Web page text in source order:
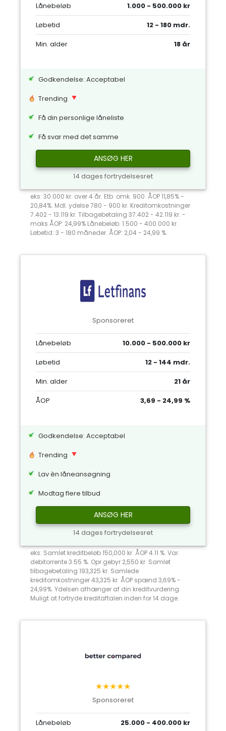
Lånebeløb
1.000 - 500.000 kr
Løbetid
12 - 180 mdr.
Min. alder
18 år
Godkendelse: Acceptabel
Trending
Få din personlige låneliste
Få svar med det samme
ANSØG HER
14 dages fortrydelsesret
eks: 30.000 kr. over 4 år. Etb. omk. 900. ÅOP 11,85% -
20,84%. Mdl. ydelse 780 - 900 kr. Kreditomkostninger
7.402 - 13.119 kr. Tilbagebetaling 37.402 - 42.119 kr. -
maks ÅOP: 24,99% Lånebeløb: 1.500 - 400.000 kr.
Løbetid: 3 - 180 måneder. ÅOP: 2,04 - 24,99 %.
Sponsoreret
Lånebeløb
10.000 - 500.000 kr
Løbetid
12 - 144 mdr.
Min. alder
21 år
ÅOP
3,69 - 24,99 %
Godkendelse: Acceptabel
Trending
Lav èn låneansøgning
Modtag flere tilbud
ANSØG HER
14 dages fortrydelsesret
eks: Samlet kreditbeløb 150,000 kr. ÅOP 4.11 %. Var.
debitorrente 3.55 %. Opr.gebyr 2,550 kr. Samlet
tilbagebetaling 193,325 kr. Samlede
kreditomkostninger 43,325 kr. ÅOP spænd 3,69% -
24,99%. Ydelsen afhænger af din kreditvurdering.
Muligt at fortryde kreditaftalen inden for 14 dage.
★★★★★
Sponsoreret
Lånebeløb 25.000 - 400.000 kr